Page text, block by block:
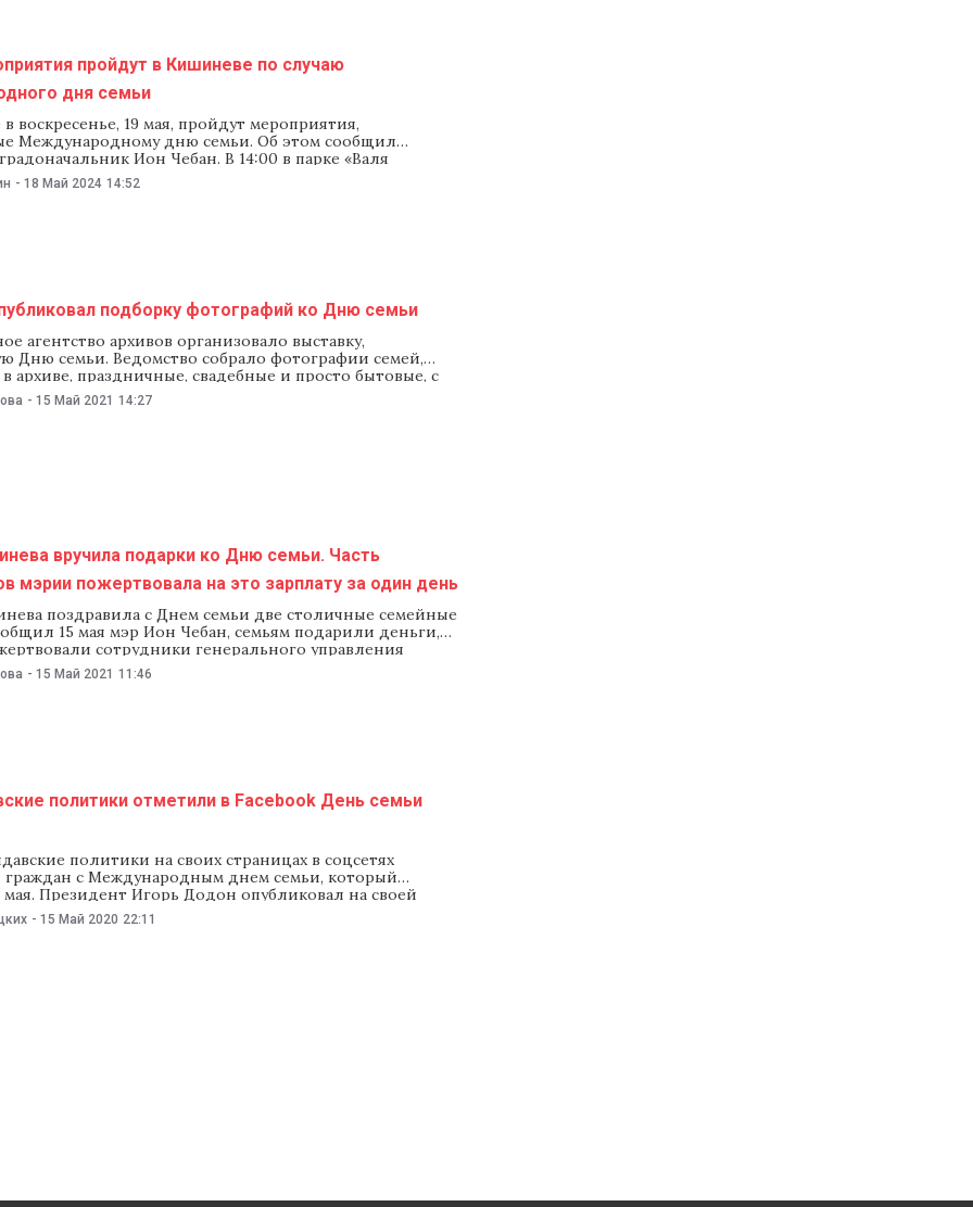
пройдут в Кишиневе по случаю
дня семьи
воскресенье, 19 мая, пройдут мероприятия,
Международному дню семьи. Об этом сообщил
Ион Чебан. В 14:00 в парке «Валя
культурно-художественное мероприятие,
важности семьи и ее роли в развитии здоровой
- 18 Май 2024 14:52
подборку фотографий ко Дню семьи
агентство архивов организовало выставку,
Дню семьи. Ведомство собрало фотографии семей,
архиве, праздничные, свадебные и просто бытовые, с
до восьмидесятых годов. «Эта выставка — дань
Это фотографии народа, которые объединяют
- 15 Май 2021 14:27
вручила подарки ко Дню семьи. Часть
мэрии пожертвовала на это зарплату за один день
поздравила с Днем семьи две столичные семейные
15 мая мэр Ион Чебан, семьям подарили деньги,
сотрудники генерального управления
помощи и здравоохранения мэрии. Чебан опубликовал в
с семьями. Он рассказал, что Сергей и Елена
- 15 Май 2021 11:46
политики отметили в Facebook День семьи
политики на своих страницах в соцсетях
граждан с Международным днем семьи, который
мая. Президент Игорь Додон опубликовал на своей
фото с женой и сыном и написал: «Семья делает
учит нас любви, уважению, состраданию и заботе. Семья
- 15 Май 2020 22:11